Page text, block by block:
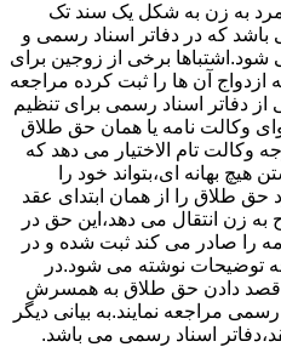
به زن به شکل یک سند تک
که در دفاتر اسناد رسمی و
شود.اشتباها برخی از زوجین برای
آن ها را ثبت کرده مراجعه
از دفاتر اسناد رسمی برای تنظیم
وکالت نامه یا همان حق طلاق
وکالت تام الاختیار می دهد که
بهانه ای،بتواند خود را
حق طلاق را از همان ابتدای عقد
زن انتقال می دهد،این حق در
را صادر می کند ثبت شده و در
توضیحات نوشته می شود.در
دادن حق طلاق به همسرش
رسمی مراجعه نمایند.به بیانی دیگر
اسناد رسمی می باشد.